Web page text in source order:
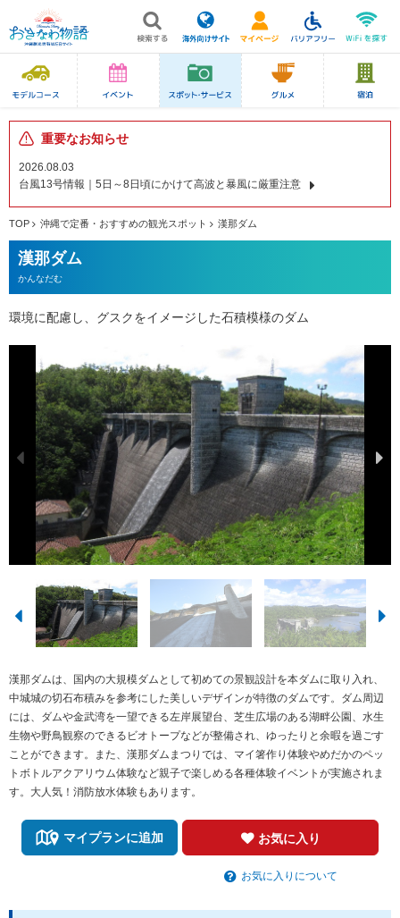
重要なお知らせ
2026.08.03
台風13号情報｜5日～8日頃にかけて高波と暴風に厳重注意
TOP 沖縄で定番・おすすめの観光スポット 漢那ダム
漢那ダム
かんなだむ
環境に配慮し、グスクをイメージした石積模様のダム
漢那ダムは、国内の大規模ダムとして初めての景観設計を本ダムに取り入れ、
中城城の切石布積みを参考にした美しいデザインが特徴のダムです。ダム周辺
には、ダムや金武湾を一望できる左岸展望台、芝生広場のある湖畔公園、水生
生物や野鳥観察のできるビオトープなどが整備され、ゆったりと余暇を過ごす
ことができます。また、漢那ダムまつりでは、マイ箸作り体験やめだかのペッ
トボトルアクアリウム体験など親子で楽しめる各種体験イベントが実施されま
す。大人気！消防放水体験もあります。
マイプランに追加 お気に入り
お気に入りについて